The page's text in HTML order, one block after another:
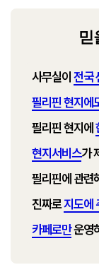
믿
사무실이 전국
필리핀 현지에
필리핀 현지에
현지서비스가
필리핀에 관련
진짜로지도에
카페로만운영